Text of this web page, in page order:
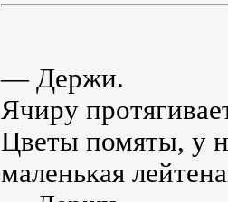
— Держи.
Ячиру
Цветы помяты, у
маленькая